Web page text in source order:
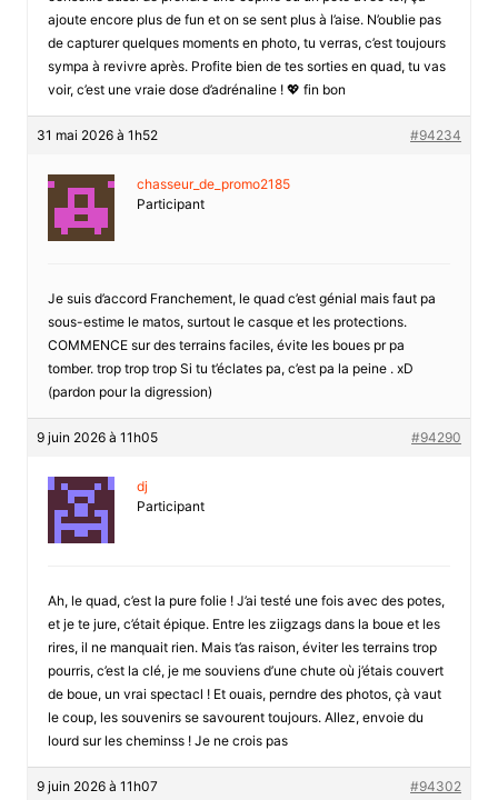
ajoute encore plus de fun et on se sent plus à l’aise. N’oublie pas
de capturer quelques moments en photo, tu verras, c’est toujours
sympa à revivre après. Profite bien de tes sorties en quad, tu vas
voir, c’est une vraie dose d’adrénaline ! 💖 fin bon
31 mai 2026 à 1h52 #94234
chasseur_de_promo2185
Participant
Je suis d’accord Franchement, le quad c’est génial mais faut pa
sous-estime le matos, surtout le casque et les protections.
COMMENCE sur des terrains faciles, évite les boues pr pa
tomber. trop trop trop Si tu t’éclates pa, c’est pa la peine . xD
(pardon pour la digression)
9 juin 2026 à 11h05 #94290
dj
Participant
Ah, le quad, c’est la pure folie ! J’ai testé une fois avec des potes,
et je te jure, c’était épique. Entre les ziigzags dans la boue et les
rires, il ne manquait rien. Mais t’as raison, éviter les terrains trop
pourris, c’est la clé, je me souviens d’une chute où j’étais couvert
de boue, un vrai spectacl ! Et ouais, perndre des photos, çà vaut
le coup, les souvenirs se savourent toujours. Allez, envoie du
lourd sur les cheminss ! Je ne crois pas
9 juin 2026 à 11h07 #94302